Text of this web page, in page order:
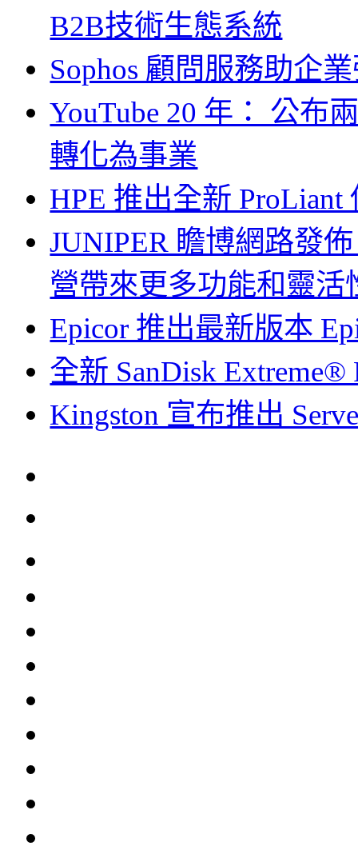
B2B技術生態系統
Sophos 顧問服務助企
YouTube 20 年： 公布
轉化為事業
HPE 推出全新 ProLiant
JUNIPER 瞻博網路發
營帶來更多功能和靈活
Epicor 推出最新版本
全新 SanDisk Extreme®
Kingston 宣布推出